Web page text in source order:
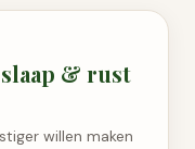
slaap & rust
willen maken